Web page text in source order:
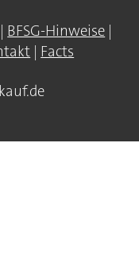
| BFSG-Hinweise |
| Facts